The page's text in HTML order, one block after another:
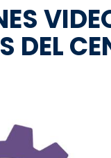
DEL